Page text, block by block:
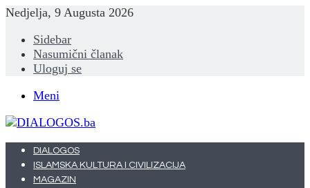
Nedjelja, 9 Augusta 2026
Sidebar
Nasumični članak
Uloguj se
Meni
DIALOGOS
ISLAMSKA KULTURA I CIVILIZACIJA
MAGAZIN